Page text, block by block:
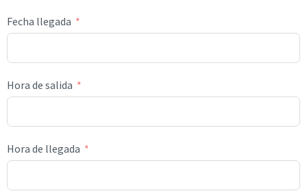
Fecha llegada
Hora de salida
Hora de llegada